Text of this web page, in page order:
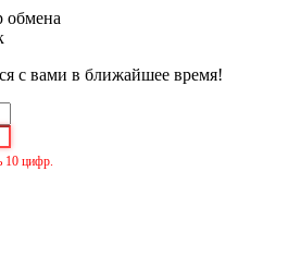
обмена
с вами в ближайшее время!
10 цифр.